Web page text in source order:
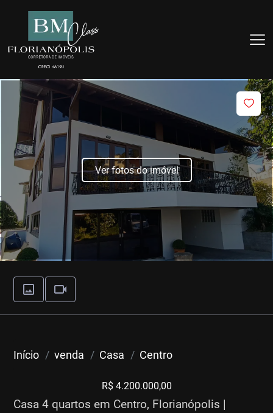
Ver fotos do imóvel
Início venda Casa Centro
R$ 4.200.000,00
Casa 4 quartos em Centro, Florianópolis |